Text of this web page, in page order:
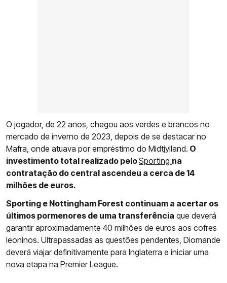
O jogador, de 22 anos, chegou aos verdes e brancos no
mercado de inverno de 2023, depois de se destacar no
Mafra, onde atuava por empréstimo do Midtjylland. O
investimento total realizado peloSporting na
contratação do central ascendeu a cerca de 14
milhões de euros.
Sporting e Nottingham Forest continuam a acertar os
últimos pormenores de uma transferência que deverá
garantir aproximadamente 40 milhões de euros aos cofres
leoninos. Ultrapassadas as questões pendentes, Diomande
deverá viajar definitivamente para Inglaterra e iniciar uma
nova etapa na Premier League.